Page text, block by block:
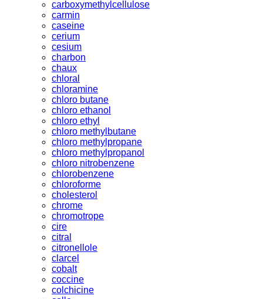
carboxymethylcellulose
carmin
caseine
cerium
cesium
charbon
chaux
chloral
chloramine
chloro butane
chloro ethanol
chloro ethyl
chloro methylbutane
chloro methylpropane
chloro methylpropanol
chloro nitrobenzene
chlorobenzene
chloroforme
cholesterol
chrome
chromotrope
cire
citral
citronellole
clarcel
cobalt
coccine
colchicine